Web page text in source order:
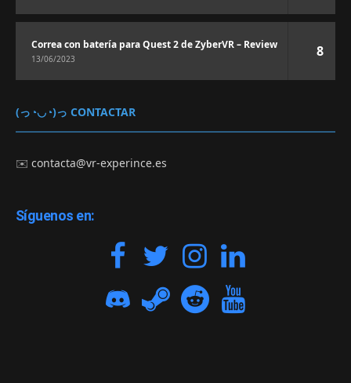
Correa con batería para Quest 2 de ZyberVR – Review
13/06/2023 8
(っ◔◡◔)っ CONTACTAR
✉️contacta@vr-experince.es
Síguenos en: